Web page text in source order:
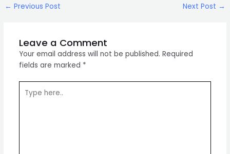
Post
← Previous Post Next Post →
Leave a Comment
Your email address will not be published. Required
fields are marked *
here..